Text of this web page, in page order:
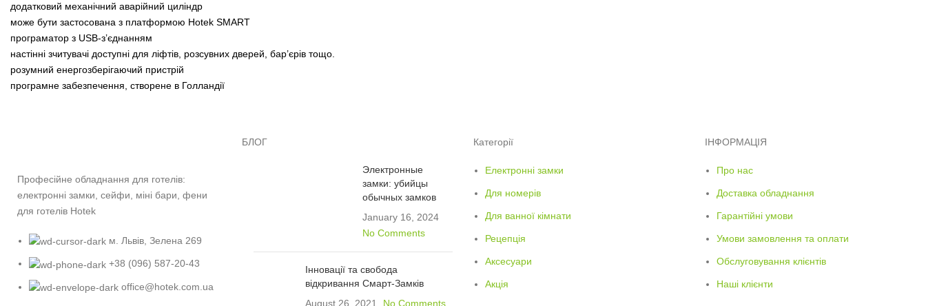
додатковий механічний аварійний циліндр
може бути застосована з платформою Hotek SMART
програматор з USB-з’єднанням
настінні зчитувачі доступні для ліфтів, розсувних дверей, бар’єрів тощо.
розумний енергозберігаючий пристрій
програмне забезпечення, створене в Голландії
Професійне обладнання для готелів:
електронні замки, сейфи, міні бари, фени
для готелів Hotek
м. Львів, Зелена 269
+38 (096) 587-20-43
office@hotek.com.ua
БЛОГ
Электронные
замки: убийцы
обычных замков
January 16, 2024
No Comments
Інновації та свобода
відкривання Смарт-Замків
August 26, 2021
No Comments
Категорії
Електронні замки
Для номерів
Для ванної кімнати
Рецепція
Аксесуари
Акція
ІНФОРМАЦІЯ
Про нас
Доставка обладнання
Гарантійні умови
Умови замовлення та оплати
Обслуговування клієнтів
Наші клієнти